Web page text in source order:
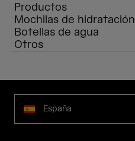
Productos
Mochilas de hidratación
Botellas de agua
Otros
España